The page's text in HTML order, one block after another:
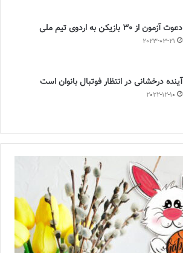
دعوت آزمون از 30 بازیکن به اردوی تیم ملی
2023-03-21
آینده درخشانی در انتظار فوتبال بانوان است
2022-12-10